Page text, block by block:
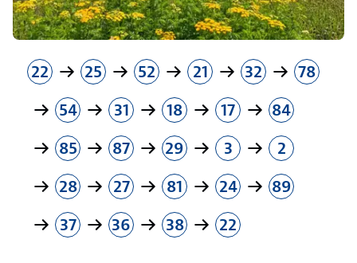
22 25 52 21 32
78
54
31 18 17
84
85
87 29 3
2
28
27 81 24
89
37
36 38 22